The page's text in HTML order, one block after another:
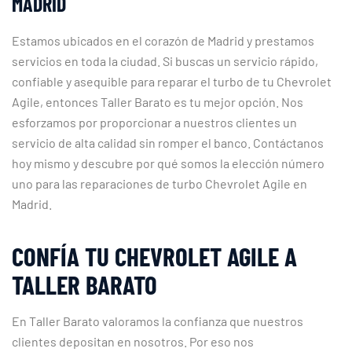
Estamos ubicados en el corazón de Madrid y prestamos
servicios en toda la ciudad. Si buscas un servicio rápido,
confiable y asequible para reparar el turbo de tu Chevrolet
Agile, entonces Taller Barato es tu mejor opción. Nos
esforzamos por proporcionar a nuestros clientes un
servicio de alta calidad sin romper el banco. Contáctanos
hoy mismo y descubre por qué somos la elección número
uno para las reparaciones de turbo Chevrolet Agile en
Madrid.
CONFÍA TU CHEVROLET AGILE A
TALLER BARATO
En Taller Barato valoramos la confianza que nuestros
clientes depositan en nosotros. Por eso nos